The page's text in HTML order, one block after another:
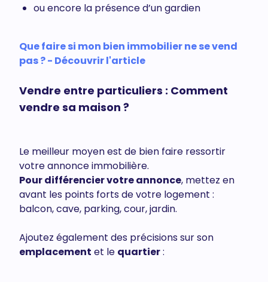
ou encore la présence d’un gardien
Que faire si mon bien immobilier ne se vend
pas ? - Découvrir l'article
Vendre entre particuliers : Comment
vendre sa maison ?
Le meilleur moyen est de bien faire ressortir
votre annonce immobilière.
Pour différencier votre annonce, mettez en
avant les points forts de votre logement :
balcon, cave, parking, cour, jardin.
Ajoutez également des précisions sur son
emplacement et le quartier: